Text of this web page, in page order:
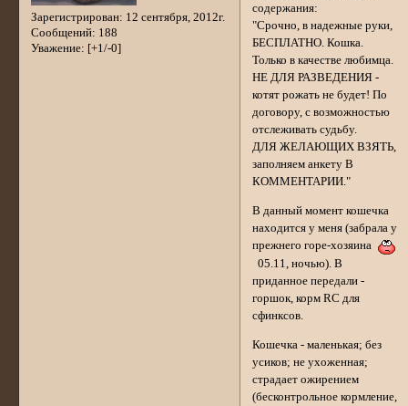
Зарегистрирован: 12 сентября, 2012г.
Сообщений: 188
Уважение: [+1/-0]
содержания:
"Срочно, в надежные руки,
БЕСПЛАТНО. Кошка.
Только в качестве любимца.
НЕ ДЛЯ РАЗВЕДЕНИЯ -
котят рожать не будет! По
договору, с возможностью
отслеживать судьбу.
ДЛЯ ЖЕЛАЮЩИХ ВЗЯТЬ,
заполняем анкету В
КОММЕНТАРИИ."
В данный момент кошечка
находится у меня (забрала у
прежнего горе-хозяина
05.11, ночью). В
приданное передали -
горшок, корм RC для
сфинксов.
Кошечка - маленькая; без
усиков; не ухоженная;
страдает ожирением
(бесконтрольное кормление,